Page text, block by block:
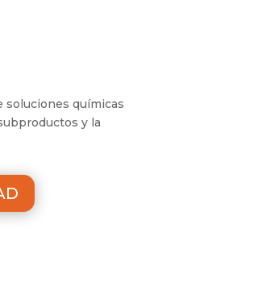
soluciones químicas
y la